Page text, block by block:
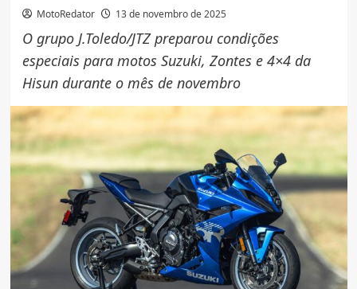
MotoRedator 13 de novembro de 2025
O grupo J.Toledo/JTZ preparou condições
especiais para motos Suzuki, Zontes e 4×4 da
Hisun durante o mês de novembro